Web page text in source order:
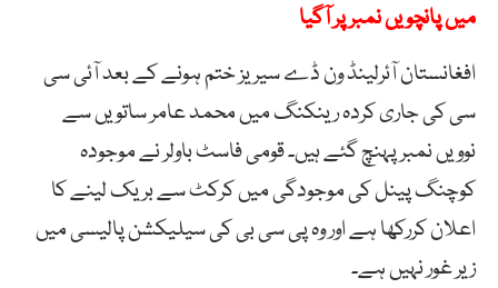
میں پانچویں نمبر پر آگیا
افغانستان آئرلینڈ ون ڈے سیریز ختم ہونے کے بعد آئی سی
سی کی جاری کردہ رینکنگ میں محمد عامر ساتویں سے
نوویں نمبر پہنچ گئے ہیں۔ قومی فاسٹ باولر نے موجودہ
کوچنگ پینل کی موجودگی میں کرکٹ سے بریک لینے کا
اعلان کررکھا ہے اور وہ پی سی بی کی سیلیکشن پالیسی میں
زیر غور نہیں ہے۔